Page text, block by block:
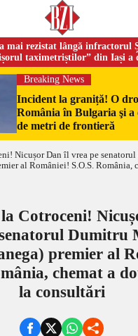
mai rezistat lângă infractorul
taximetriștilor” din Iași a
Breaking News
Incident la graniță! O
România în Bulgaria şi a
de metri de frontieră
Cotroceni!
Dumitru
premier al
chemat a
la consultări